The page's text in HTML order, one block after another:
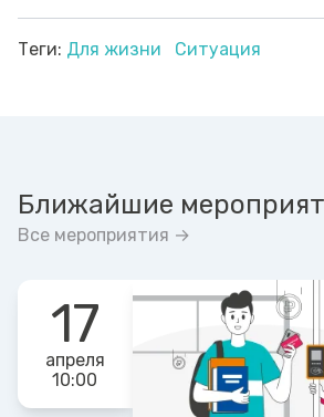
Теги: Для жизни Ситуация
Ближайшие
Все мероприятия →
17
апреля
10:00